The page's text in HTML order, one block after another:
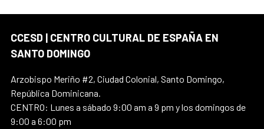
CCESD | CENTRO CULTURAL DE ESPAÑA EN
SANTO DOMINGO
Arzobispo Meriño #2, Ciudad Colonial, Santo Domingo,
República Dominicana.
CENTRO: Lunes a sábado 9:00 am a 9 pm y los domingos de
9:00 a 6:00 pm